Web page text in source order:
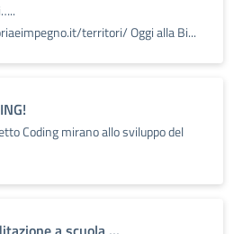
territori/ Oggi alla Bi...
Coding mirano allo sviluppo del